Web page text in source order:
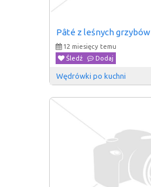
Pâté z leśnych grzybów
12 miesięcy temu
Śledź
Dodaj
Wędrówki po kuchni